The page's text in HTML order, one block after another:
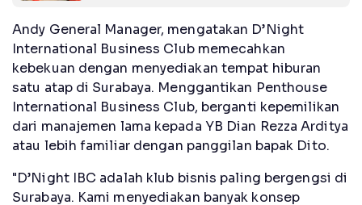
Andy General Manager, mengatakan D’Night
International Business Club memecahkan
kebekuan dengan menyediakan tempat hiburan
satu atap di Surabaya. Menggantikan Penthouse
International Business Club, berganti kepemilikan
dari manajemen lama kepada YB Dian Rezza Arditya
atau lebih familiar dengan panggilan bapak Dito.
"D’Night IBC adalah klub bisnis paling bergengsi di
Surabaya. Kami menyediakan banyak konsep